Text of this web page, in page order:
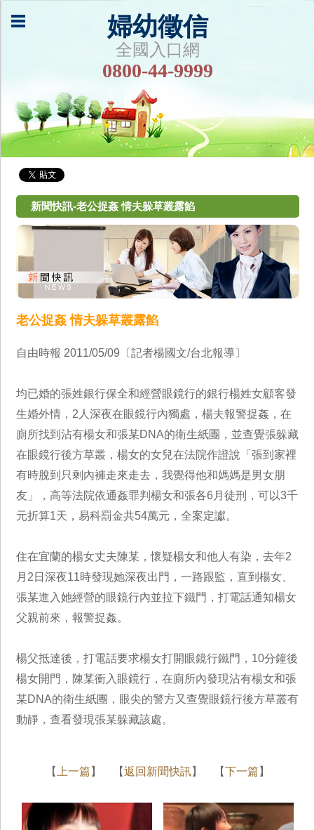
婦幼徵信
全國入口網
0800-44-9999
新聞快訊-老公捉姦 情夫躲草叢露餡
老公捉姦 情夫躲草叢露餡
自由時報 2011/05/09〔記者楊國文/台北報導〕
均已婚的張姓銀行保全和經營眼鏡行的銀行楊姓女顧客發
生婚外情，2人深夜在眼鏡行內獨處，楊夫報警捉姦，在
廁所找到沾有楊女和張某DNA的衛生紙團，並查覺張躲藏
在眼鏡行後方草叢，楊女的女兒在法院作證說「張到家裡
有時脫到只剩內褲走來走去，我覺得他和媽媽是男女朋
友」，高等法院依通姦罪判楊女和張各6月徒刑，可以3千
元折算1天，易科罰金共54萬元，全案定讞。
住在宜蘭的楊女丈夫陳某，懷疑楊女和他人有染，去年2
月2日深夜11時發現她深夜出門，一路跟監，直到楊女、
張某進入她經營的眼鏡行內並拉下鐵門，打電話通知楊女
父親前來，報警捉姦。
楊父抵達後，打電話要求楊女打開眼鏡行鐵門，10分鐘後
楊女開門，陳某衝入眼鏡行，在廁所內發現沾有楊女和張
某DNA的衛生紙團，眼尖的警方又查覺眼鏡行後方草叢有
動靜，查看發現張某躲藏該處。
【 上一篇 】 【返回新聞快訊】 【下一篇 】